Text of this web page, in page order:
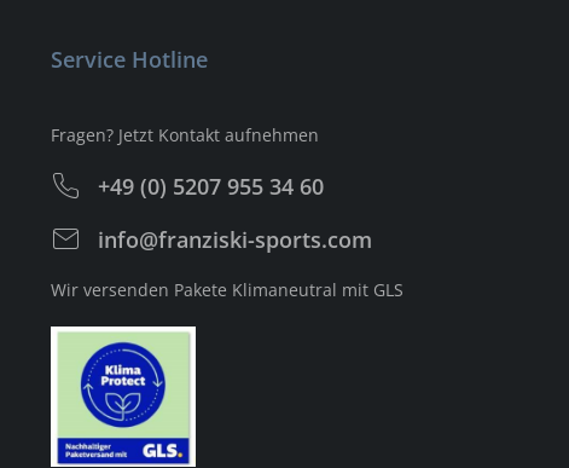
Service Hotline
Fragen? Jetzt Kontakt aufnehmen
+49 (0) 5207 955 34 60
info@franziski-sports.com
Wir versenden Pakete Klimaneutral mit GLS